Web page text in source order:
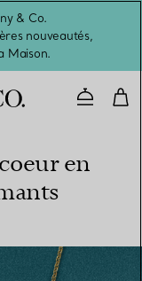
& Co.
nouveautés,
Maison.
en